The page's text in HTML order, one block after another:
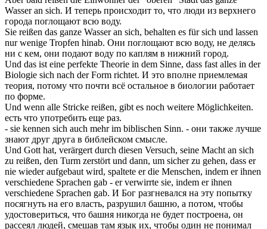
Wasser an sich. И теперь происходит то, что люди из верхнего
города поглощают всю воду.
Sie reißen das ganze Wasser an sich, behalten es für sich und lassen
nur wenige Tropfen hinab. Они поглощают всю воду, не делясь
ни с кем, они подают воду по каплям в нижний город.
Und das ist eine perfekte Theorie in dem Sinne, dass fast alles in der
Biologie sich nach der Form richtet. И это вполне приемлемая
теория, потому что почти всё остальное в биологии работает
по форме.
Und wenn alle Stricke reißen, gibt es noch weitere Möglichkeiten.
есть что употребить еще раз.
- sie kennen sich auch mehr im biblischen Sinn. - они также лучше
знают друг друга в библейском смысле.
Und Gott hat, verärgert durch diesen Versuch, seine Macht an sich
zu reißen, den Turm zerstört und dann, um sicher zu gehen, dass er
nie wieder aufgebaut wird, spaltete er die Menschen, indem er ihnen
verschiedene Sprachen gab - er verwirrte sie, indem er ihnen
verschiedene Sprachen gab. И Бог разгневался на эту попытку
посягнуть на его власть, разрушил башню, а потом, чтобы
удостовериться, что башня никогда не будет построена, он
рассеял людей, смешав там язык их, чтобы один не понимал